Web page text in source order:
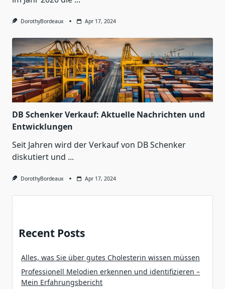
DorothyBordeaux Apr 17, 2024
DB Schenker Verkauf: Aktuelle Nachrichten und
Entwicklungen
Seit Jahren wird der Verkauf von DB Schenker
diskutiert und ...
DorothyBordeaux Apr 17, 2024
Recent Posts
Alles, was Sie über gutes Cholesterin wissen müssen
Professionell Melodien erkennen und identifizieren –
Mein Erfahrungsbericht